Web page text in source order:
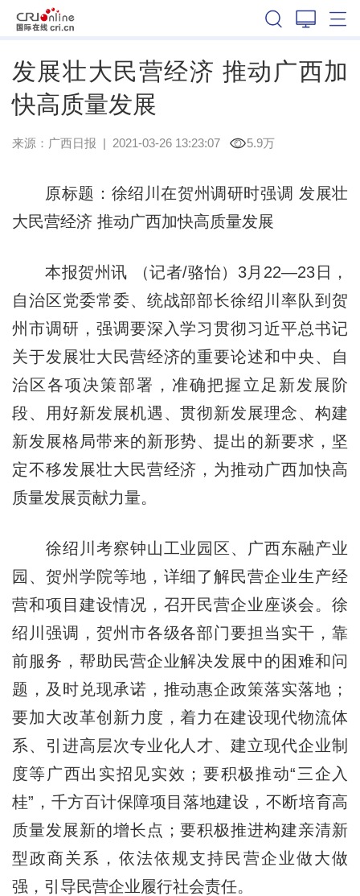
发展壮大民营经济 推动广西加
快高质量发展
来源： 广西日报 | 2021-03-26 13:23:07 5.9万
原标题：徐绍川在贺州调研时强调 发展壮
大民营经济 推动广西加快高质量发展
本报贺州讯 （记者/骆怡）3月22—23日，
自治区党委常委、统战部部长徐绍川率队到贺
州市调研，强调要深入学习贯彻习近平总书记
关于发展壮大民营经济的重要论述和中央、自
治区各项决策部署，准确把握立足新发展阶
段、用好新发展机遇、贯彻新发展理念、构建
新发展格局带来的新形势、提出的新要求，坚
定不移发展壮大民营经济，为推动广西加快高
质量发展贡献力量。
徐绍川考察钟山工业园区、广西东融产业
园、贺州学院等地，详细了解民营企业生产经
营和项目建设情况，召开民营企业座谈会。徐
绍川强调，贺州市各级各部门要担当实干，靠
前服务，帮助民营企业解决发展中的困难和问
题，及时兑现承诺，推动惠企政策落实落地；
要加大改革创新力度，着力在建设现代物流体
系、引进高层次专业化人才、建立现代企业制
度等广西出实招见实效；要积极推动“三企入
桂”，千方百计保障项目落地建设，不断培育高
质量发展新的增长点；要积极推进构建亲清新
型政商关系，依法依规支持民营企业做大做
强，引导民营企业履行社会责任。